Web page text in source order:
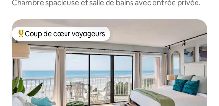
Chambre spacieuse et salle de bains avec entrée privée.
Coups de cœur voyageurs les plus appréciés
Coup de cœur voyageurs